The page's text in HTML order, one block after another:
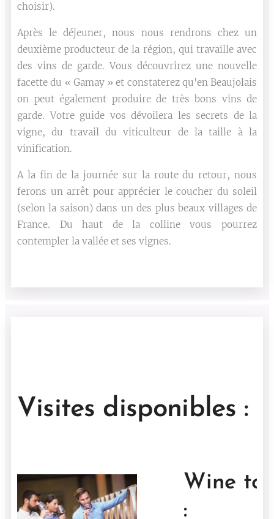
choisir).
Après le déjeuner, nous nous rendrons chez un
deuxième producteur de la région, qui travaille avec
des vins de garde. Vous découvrirez une nouvelle
facette du « Gamay » et constaterez qu'en Beaujolais
on peut également produire de très bons vins de
garde. Votre guide vos dévoilera les secrets de la
vigne, du travail du viticulteur de la taille à la
vinification.
A la fin de la journée sur la route du retour, nous
ferons un arrêt pour apprécier le coucher du soleil
(selon la saison) dans un des plus beaux villages de
France. Du haut de la colline vous pourrez
contempler la vallée et ses vignes.
Visites disponibles :
Wine
: